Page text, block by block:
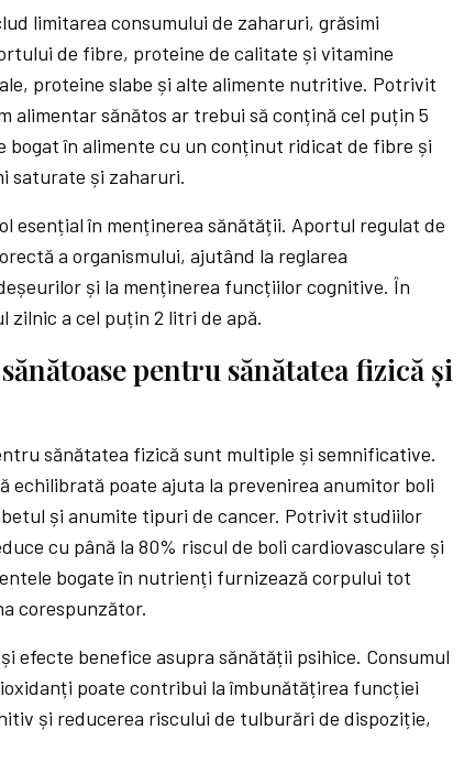
limitarea consumului de zaharuri, grăsimi
de fibre, proteine de calitate și vitamine
proteine slabe și alte alimente nutritive. Potrivit
alimentar sănătos ar trebui să conțină cel puțin 5
bogat în alimente cu un conținut ridicat de fibre și
saturate și zaharuri.
esențial în menținerea sănătății. Aportul regulat de
a organismului, ajutând la reglarea
și la menținerea funcțiilor cognitive. În
zilnic a cel puțin 2 litri de apă.
pentru sănătatea fizică și
sănătatea fizică sunt multiple și semnificative.
echilibrată poate ajuta la prevenirea anumitor boli
și anumite tipuri de cancer. Potrivit studiilor
cu până la 80% riscul de boli cardiovasculare și
bogate în nutrienți furnizează corpului tot
corespunzător.
efecte benefice asupra sănătății psihice. Consumul
poate contribui la îmbunătățirea funcției
și reducerea riscului de tulburări de dispoziție,